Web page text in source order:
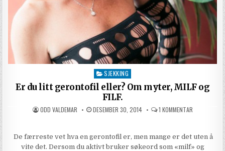
Posted in
SJEKKING
Er du litt gerontofil eller? Om myter, MILF og
FILF.
AUTHOR:
ODD VALDEMAR PUBLISHED DATE:
DESEMBER 30, 2014 1 KOMMENTARTIL ER DU
De færreste vet hva en gerontofil er, men mange er det uten å
vite det. Dersom du aktivt bruker søkeord som «milf» og